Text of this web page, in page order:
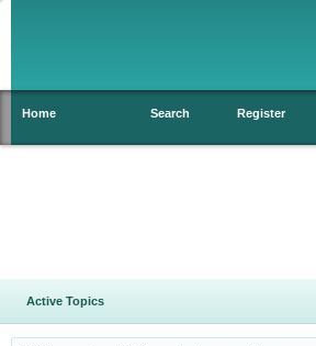
Home Search Register
Active Topics